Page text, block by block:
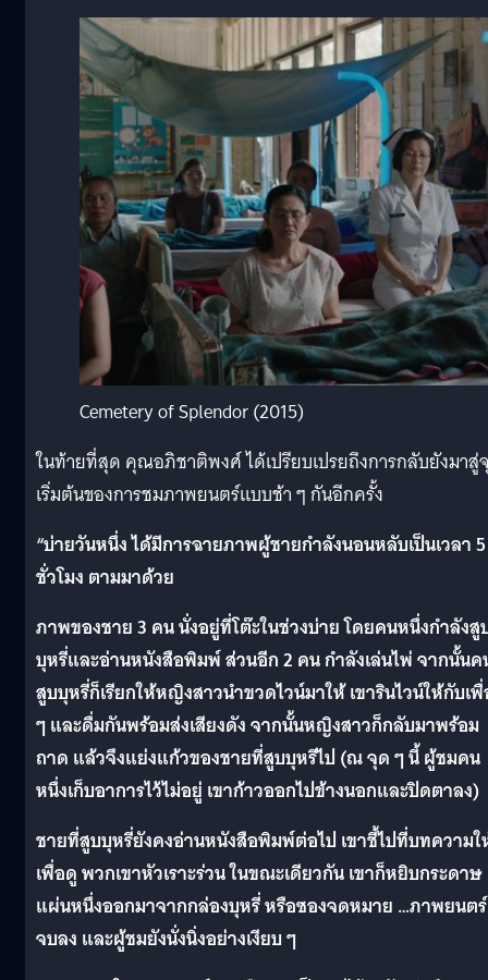
Cemetery of Splendor (2015)
ในท้ายที่สุด คุณอภิชาติพงศ์ ได้เปรียบเปรยถึงการกลับยังมาสู่
เริ่มต้นของการชมภาพยนตร์แบบช้า ๆ กันอีกครั้ง
“บ่ายวันหนึ่ง ได้มีการฉายภาพผู้ชายกำลังนอนหลับเป็นเวลา 5
ชั่วโมง ตามมาด้วย
ภาพของชาย 3 คน นั่งอยู่ที่โต๊ะในช่วงบ่าย โดยคนหนึ่งกำลังสู
บุหรี่และอ่านหนังสือพิมพ์ ส่วนอีก 2 คน กำลังเล่นไพ่ จากนั้น
สูบบุหรี่ก็เรียกให้หญิงสาวนำขวดไวน์มาให้ เขารินไวน์ให้กับเ
ๆ และดื่มกันพร้อมส่งเสียงดัง จากนั้นหญิงสาวก็กลับมาพร้อม
ถาด แล้วจึงแย่งแก้วของชายที่สูบบุหรีไป (ณ จุด ๆ นี้ ผู้ชมคน
หนึ่งเก็บอาการไว้ไม่อยู่ เขาก้าวออกไปข้างนอกและปิดตาลง)
ชายที่สูบบุหรี่ยังคงอ่านหนังสือพิมพ์ต่อไป เขาชี้ไปที่บทความ
เพื่อดู พวกเขาหัวเราะร่วน ในขณะเดียวกัน เขาก็หยิบกระดาษ
แผ่นหนึ่งออกมาจากกล่องบุหรี่ หรือซองจดหมาย …ภาพยนตร์
จบลง และผู้ชมยังนั่งนิ่งอย่างเงียบ ๆ